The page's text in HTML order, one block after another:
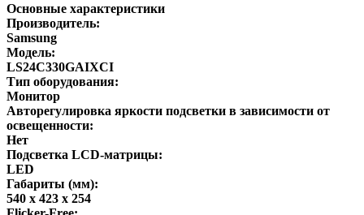
Основные характеристики
Производитель:
Samsung
Модель:
LS24C330GAIXCI
Тип оборудования:
Монитор
Авторегулировка яркости подсветки в зависимости от
освещенности:
Нет
Подсветка LCD-матрицы:
LED
Габариты (мм):
540 x 423 x 254